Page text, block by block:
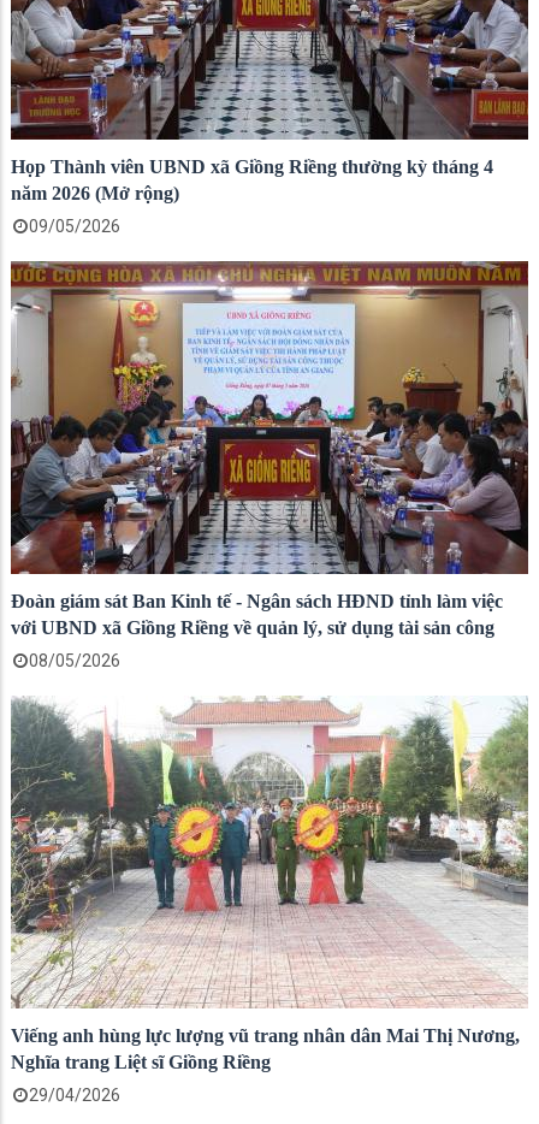
Họp Thành viên UBND xã Giồng Riềng thường kỳ tháng 4
năm 2026 (Mở rộng)
09/05/2026
Đoàn giám sát Ban Kinh tế - Ngân sách HĐND tỉnh làm việc
với UBND xã Giồng Riềng về quản lý, sử dụng tài sản công
08/05/2026
Viếng anh hùng lực lượng vũ trang nhân dân Mai Thị Nương,
Nghĩa trang Liệt sĩ Giồng Riềng
29/04/2026